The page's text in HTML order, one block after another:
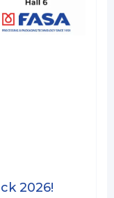
2026!